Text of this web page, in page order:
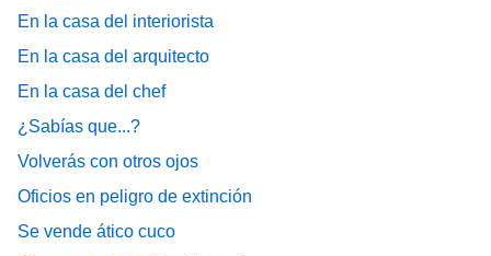
En la casa del interiorista
En la casa del arquitecto
En la casa del chef
¿Sabías que...?
Volverás con otros ojos
Oficios en peligro de extinción
Se vende ático cuco